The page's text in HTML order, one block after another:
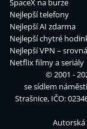
Nejlepší telefony
Nejlepší AI zdarma
Nejlepší chytré
Nejlepší VPN –
Netflix filmy a seriály
© 2001 -
se sídlem
Strašnice, IČO: